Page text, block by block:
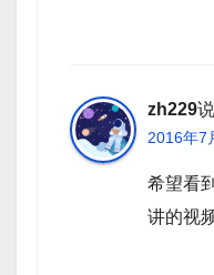
zh229
2016年7
希望看
讲的视